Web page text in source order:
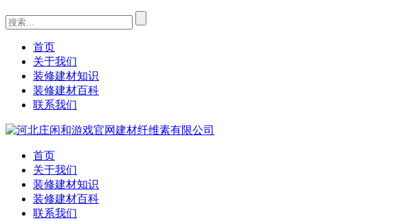
首页
关于我们
装修建材知识
装修建材百科
联系我们
首页
关于我们
装修建材知识
装修建材百科
联系我们